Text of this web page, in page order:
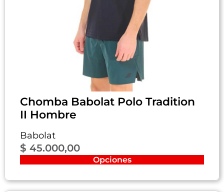
Chomba Babolat Polo Tradition
II Hombre
Babolat
$ 45.000,00
Opciones